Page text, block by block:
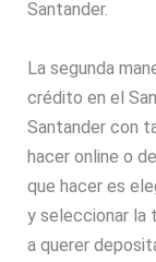
Santander.
La segunda
crédito en el
Santander con
hacer online o
que hacer es
y seleccionar la
a querer